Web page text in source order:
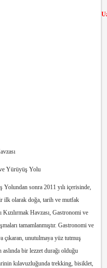
Yürüyüş Yolu
sonra 2011 yılı içerisinde,
ilk olarak doğa, tarih ve mutfak
Havzası, Gastronomi ve
tamamlanmıştır. Gastronomi ve
çıkaran, unutulmaya yüz tutmuş
bir lezzet durağı olduğu
kılavuzluğunda trekking, bisiklet,